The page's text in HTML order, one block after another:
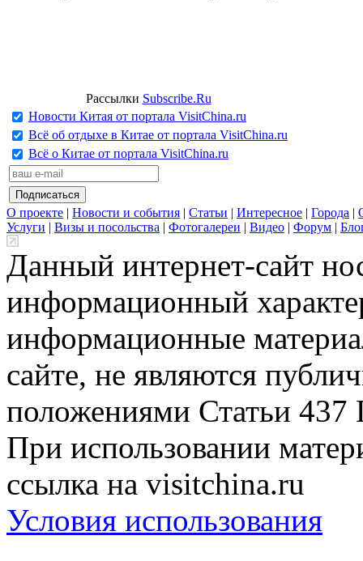
Рассылки Subscribe.Ru
Новости Китая от портала VisitChina.ru
Всё об отдыхе в Китае от портала VisitChina.ru
Всё о Китае от портала VisitChina.ru
О проекте | Новости и события | Статьи | Интересное | Города |
Услуги | Визы и посольства | Фотогалереи | Видео | Форум |
Данный интернет-сайт
информационный
информационные
сайте, не являются
положениями Статьи 437
При использовании
ссылка на visitchina.ru
Условия использования